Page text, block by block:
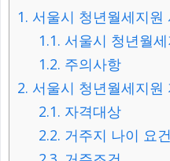
1. 서울시 청년월세지원
1.1. 서울시 청년월세
1.2. 주의사항
2. 서울시 청년월세지원
2.1. 자격대상
2.2. 거주지 나이 요건